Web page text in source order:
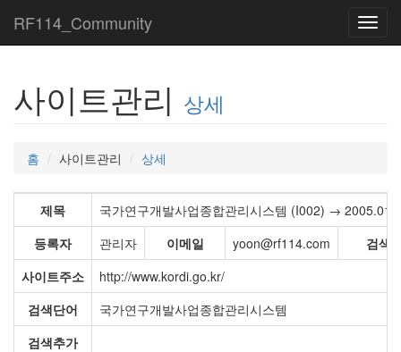
RF114_Community
사이트관리 상세
홈 사이트관리 상세
제목
국가연구개발사업종합관리시스템 (I002) →
등록자
관리자 이메일 yoon@rf114.com
검색
사이트주소
http://www.kordi.go.kr/
검색단어
국가연구개발사업종합관리시스템
검색추가